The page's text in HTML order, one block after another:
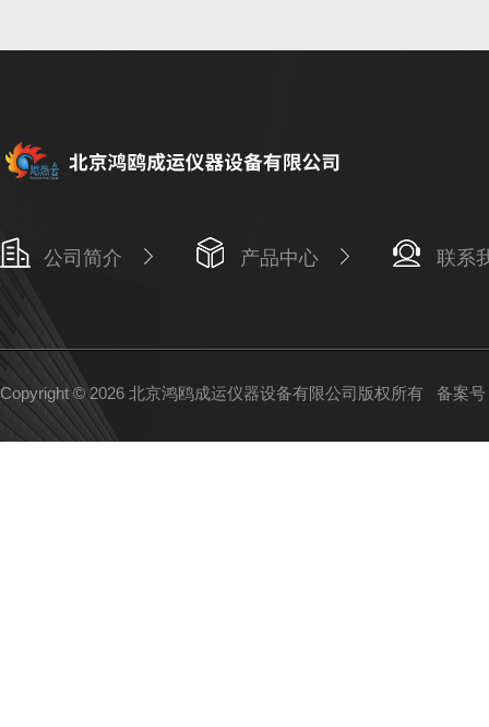
公司简介 产品中心 联系
Copyright © 2026 北京鸿鸥成运仪器设备有限公司版权所有 备案号